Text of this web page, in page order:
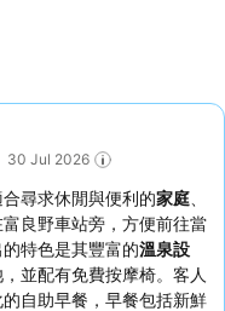
30 Jul 2026
尋求休閒與便利的家庭
良野車站旁，方便前往當
特色是其豐富的溫泉設
並配有免費按摩椅。客人
自助早餐，早餐包括新鮮